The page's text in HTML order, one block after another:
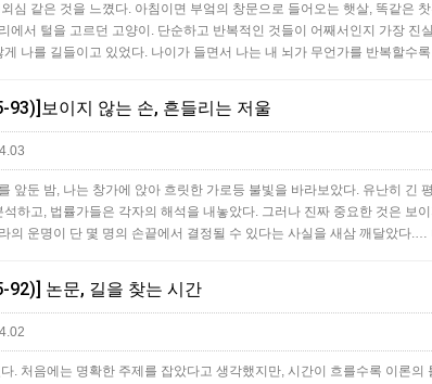
심 같은 것을 느꼈다. 아침이면 부엌의 창문으로 들어오는 햇살, 똑같은
에서 털을 고르던 고양이. 단순하고 반복적인 것들이 어째서인지 가장 진
나를 길들이고 있었다. 나이가 들면서 나는 내 뇌가 무언가를 반복할수
93)]보이지 않는 손, 흔들리는 저울
앞둔 밤, 나는 창가에 앉아 흐릿한 가로등 불빛을 바라보았다. 유난히 긴
하고, 법률가들은 각자의 해석을 내놓았다. 그러나 진짜 중요한 것은 보
의 운명이 단 몇 명의 손끝에서 결정될 수 있다는 사실을 새삼 깨달았다.…
92)] 논문, 길을 찾는 시간
. 처음에는 명확한 주제를 잡았다고 생각했지만, 시간이 흐를수록 이론의